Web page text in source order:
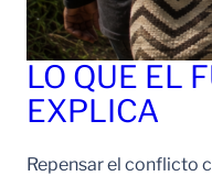
LO QUE EL
EXPLICA
Repensar el conflicto